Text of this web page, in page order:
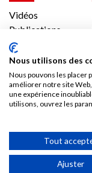
33 43 av
France
Vidéos
Publications
Nous
Adhésion
Les avantages
Nous utilisons des
Nous pouvons les placer
améliorer notre site
une expérience
utilisons, ouvrez les
Tout
Ajuster